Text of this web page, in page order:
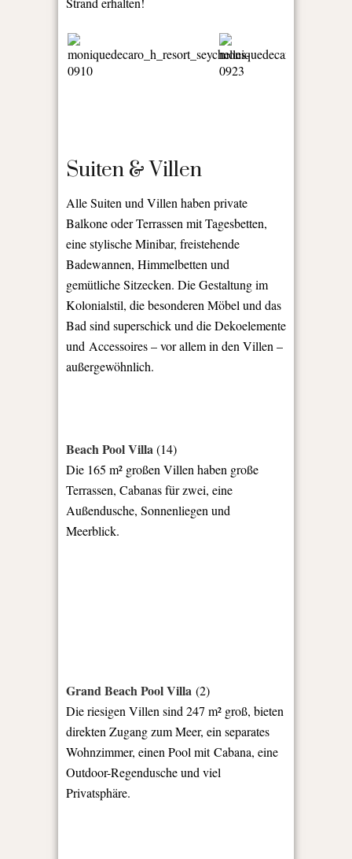
Suiten & Villen
Alle Suiten und Villen haben private
Balkone oder Terrassen mit Tagesbetten,
eine stylische Minibar, freistehende
Badewannen, Himmelbetten und
gemütliche Sitzecken. Die Gestaltung im
Kolonialstil, die besonderen Möbel und das
Bad sind superschick und die Dekoelemente
und Accessoires – vor allem in den Villen –
außergewöhnlich.
Beach Pool Villa(14)
Die 165 m² großen Villen haben große
Terrassen, Cabanas für zwei, eine
Außendusche, Sonnenliegen und
Meerblick.
Grand Beach Pool Villa (2)
Die riesigen Villen sind 247 m² groß, bieten
direkten Zugang zum Meer, ein separates
Wohnzimmer, einen Pool mit Cabana, eine
Outdoor-Regendusche und viel
Privatsphäre.